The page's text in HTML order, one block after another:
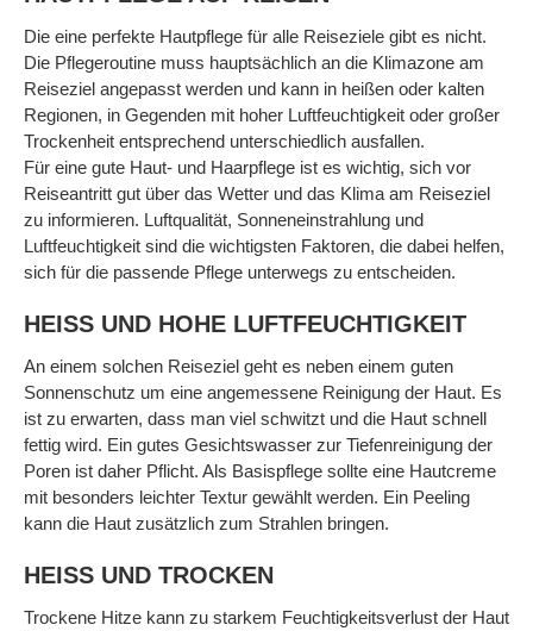
Die eine perfekte Hautpflege für alle Reiseziele gibt es nicht.
Die Pflegeroutine muss hauptsächlich an die Klimazone am
Reiseziel angepasst werden und kann in heißen oder kalten
Regionen, in Gegenden mit hoher Luftfeuchtigkeit oder großer
Trockenheit entsprechend unterschiedlich ausfallen.
Für eine gute Haut- und Haarpflege ist es wichtig, sich vor
Reiseantritt gut über das Wetter und das Klima am Reiseziel
zu informieren. Luftqualität, Sonneneinstrahlung und
Luftfeuchtigkeit sind die wichtigsten Faktoren, die dabei helfen,
sich für die passende Pflege unterwegs zu entscheiden.
HEISS UND HOHE LUFTFEUCHTIGKEIT
An einem solchen Reiseziel geht es neben einem guten
Sonnenschutz um eine angemessene Reinigung der Haut. Es
ist zu erwarten, dass man viel schwitzt und die Haut schnell
fettig wird. Ein gutes Gesichtswasser zur Tiefenreinigung der
Poren ist daher Pflicht. Als Basispflege sollte eine Hautcreme
mit besonders leichter Textur gewählt werden. Ein Peeling
kann die Haut zusätzlich zum Strahlen bringen.
HEISS UND TROCKEN
Trockene Hitze kann zu starkem Feuchtigkeitsverlust der Haut